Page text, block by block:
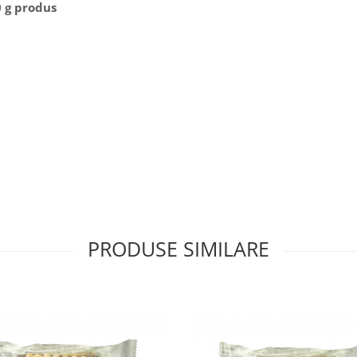
produs
PRODUSE SIMILARE